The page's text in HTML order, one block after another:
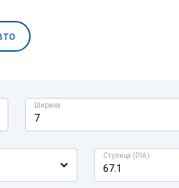
Ширина
7
Ступица (DIA)
67.1